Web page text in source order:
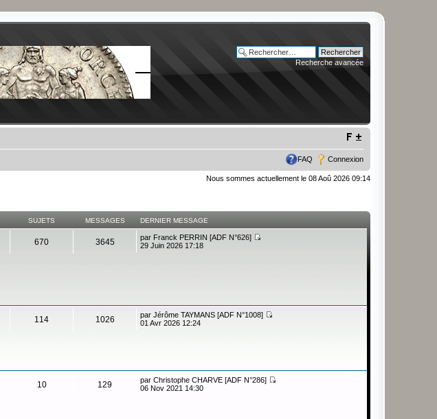
Recherche avancée
FAQ Connexion
Nous sommes actuellement le 08 Aoû 2026 09:14
SUJETS MESSAGES DERNIER MESSAGE
670 3645 par Franck PERRIN [ADF N°626]
29 Juin 2026 17:18
114 1026 parJérôme TAYMANS [ADF N°1008]
01 Avr 2026 12:24
10 129 parChristophe CHARVE [ADF N°286]
06 Nov 2021 14:30